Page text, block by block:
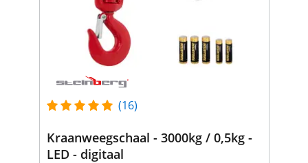
(16)
Kraanweegschaal - 3000kg / 0,5kg -
LED - digitaal